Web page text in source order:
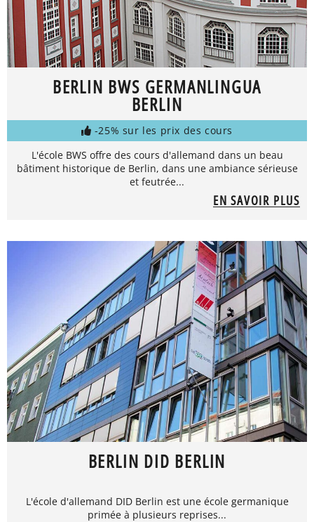
BERLIN BWS GERMANLINGUA
BERLIN
-25% sur les prix des cours
L'école BWS offre des cours d'allemand dans un beau
bâtiment historique de Berlin, dans une ambiance sérieuse
et feutrée...
EN SAVOIR PLUS
BERLIN DID BERLIN
L'école d'allemand DID Berlin est une école germanique
primée à plusieurs reprises...